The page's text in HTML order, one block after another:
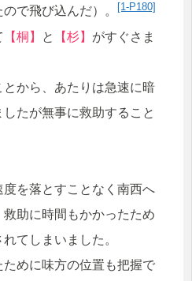
で飛び込んだ）。 [1-P180]
【桐】 と 【杉】 がすぐさま
から、あたりは急速に暗
たが無事に救助すること
を落とすことなく南西へ
助に時間もかかったため
てしまいました。
めに味方の位置も把握で